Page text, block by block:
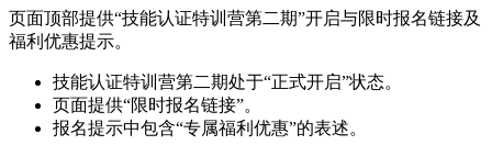
页面顶部提供“技能认证特训营第二期”开启与限时报名链接及
福利优惠提示。
技能认证特训营第二期处于“正式开启”状态。
页面提供“限时报名链接”。
报名提示中包含“专属福利优惠”的表述。